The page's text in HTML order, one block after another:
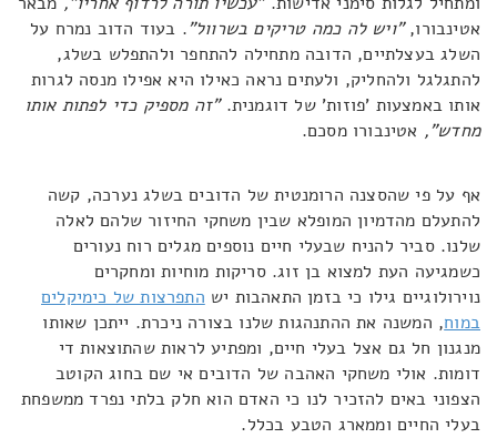
אטינבורו,"ויש לה כמה טריקים בשרוול". בעוד הדוב נמרח על
השלג בעצלתיים, הדובה מתחילה להתחפר ולהתפלש בשלג,
להתגלגל ולהחליק, ולעתים נראה כאילו היא אפילו מנסה לגרות
אותו באמצעות 'פוזות' של דוגמנית."זה מספיק כדי לפתות אותו
מחדש", אטינבורו מסכם.
אף על פי שהסצנה הרומנטית של הדובים בשלג נערכה, קשה
להתעלם מהדמיון המופלא שבין משחקי החיזור שלהם לאלה
שלנו. סביר להניח שבעלי חיים נוספים מגלים רוח נעורים
כשמגיעה העת למצוא בן זוג. סריקות מוחיות ומחקרים
נוירולוגיים גילו כי בזמן התאהבות יש התפרצות של כימיקלים
במוח, המשנה את ההתנהגות שלנו בצורה ניכרת. ייתכן שאותו
מנגנון חל גם אצל בעלי חיים, ומפתיע לראות שהתוצאות די
דומות. אולי משחקי האהבה של הדובים אי שם בחוג הקוטב
הצפוני באים להזכיר לנו כי האדם הוא חלק בלתי נפרד ממשפחת
בעלי החיים וממארג הטבע בכלל.